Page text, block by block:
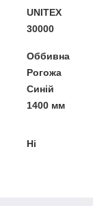
UNITEX
30000
Оббивна
Рогожа
Синій
1400 мм
Ні